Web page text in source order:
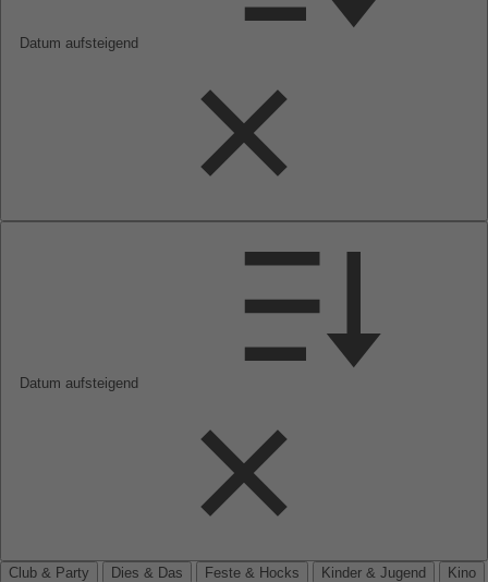
Datum aufsteigend
Datum aufsteigend
Club & Party Dies & Das Feste & Hocks Kinder & Jugend
Kino